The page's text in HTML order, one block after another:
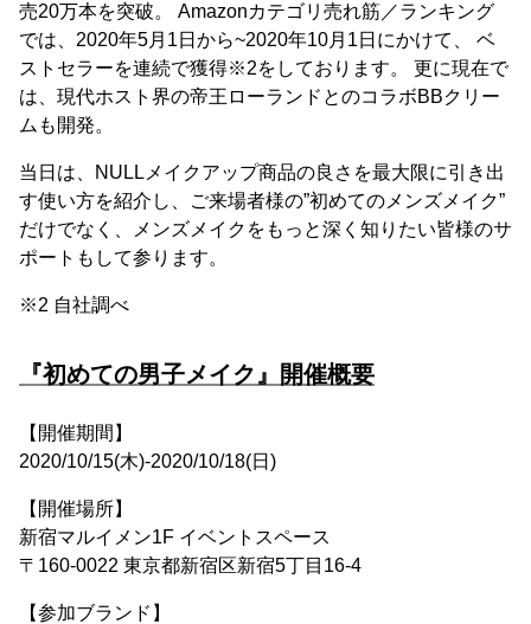
売20万本を突破。 Amazonカテゴリ売れ筋／ランキング
では、2020年5月1日から~2020年10月1日にかけて、 ベ
ストセラーを連続で獲得※2をしております。 更に現在で
は、現代ホスト界の帝王ローランドとのコラボBBクリー
ムも開発。
当日は、NULLメイクアップ商品の良さを最大限に引き出
す使い方を紹介し、ご来場者様の”初めてのメンズメイク”
だけでなく、メンズメイクをもっと深く知りたい皆様のサ
ポートもして参ります。
※2 自社調べ
『初めての男子メイク』開催概要
【開催期間】
2020/10/15(⽊)-2020/10/18(⽇)
【開催場所】
新宿マルイメン1F イベントスペース
〒160-0022 東京都新宿区新宿5丁⽬16-4
【参加ブランド】